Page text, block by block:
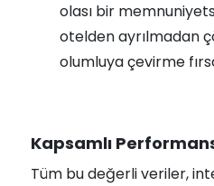
olası bir
otelden ayrılmadan
olumluya çevirme
Kapsamlı
Tüm bu değerli veriler,